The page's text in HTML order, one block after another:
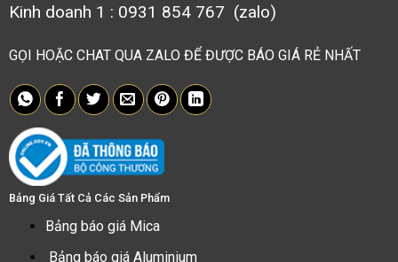
Kinh doanh 1 : 0931 854 767 (zalo)
GỌI HOẶC CHAT QUA ZALO ĐỂ ĐƯỢC BÁO GIÁ RẺ NHẤT
Bảng Giá Tất Cả Các Sản Phẩm
Bảng báo giá Mica
Bảng báo giá Aluminium